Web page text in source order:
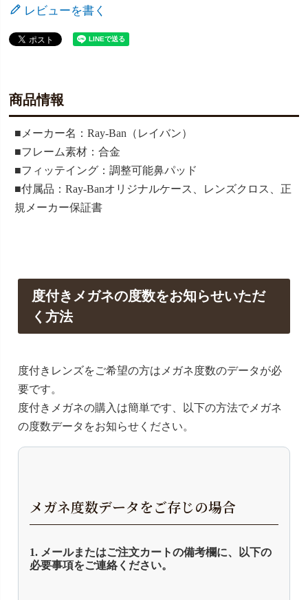
レビューを書く
商品情報
■メーカー名：Ray-Ban（レイバン）
■フレーム素材：合金
■フィッテイング：調整可能鼻パッド
■付属品：Ray-Banオリジナルケース、レンズクロス、正
規メーカー保証書
度付きメガネの度数をお知らせいただ
く方法
度付きレンズをご希望の方はメガネ度数のデータが必
要です。
度付きメガネの購入は簡単です、以下の方法でメガネ
の度数データをお知らせください。
メガネ度数データをご存じの場合
1. メールまたはご注文カートの備考欄に、以下の
必要事項をご連絡ください。